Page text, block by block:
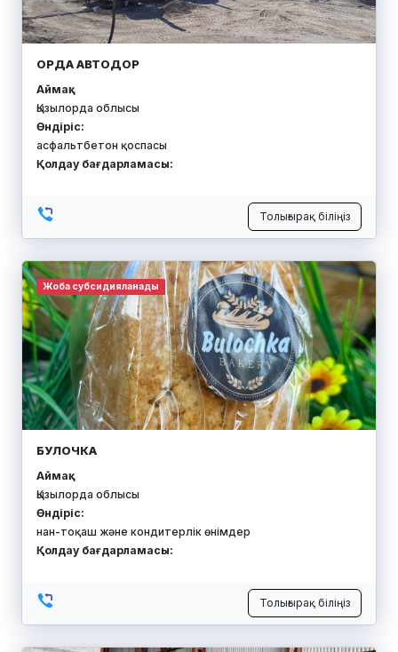
ОРДА АВТОДОР
Аймақ:
Қызылорда облысы
Өндіріс:
асфальтбетон қоспасы
Қолдау бағдарламасы:
Толығырақ біліңіз
Жоба субсидияланады
БУЛОЧКА
Аймақ:
Қызылорда облысы
Өндіріс:
нан-тоқаш және кондитерлік өнімдер
Қолдау бағдарламасы:
Толығырақ біліңіз